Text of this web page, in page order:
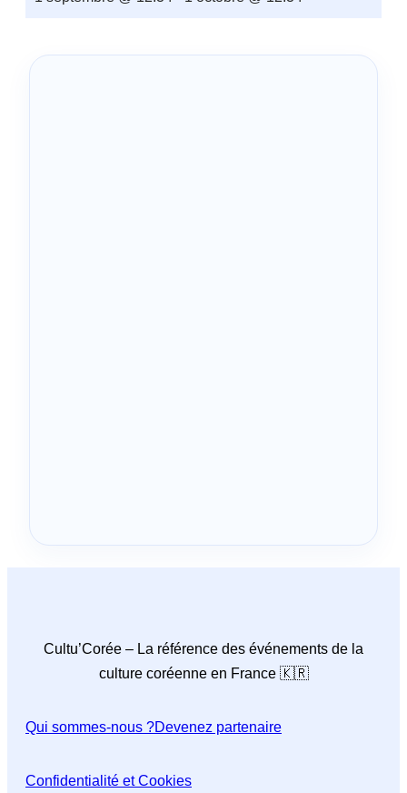
Cultu’Corée – La référence des événements de la
culture coréenne en France 🇰🇷
Qui sommes-nous ?Devenez partenaire
Confidentialité et Cookies